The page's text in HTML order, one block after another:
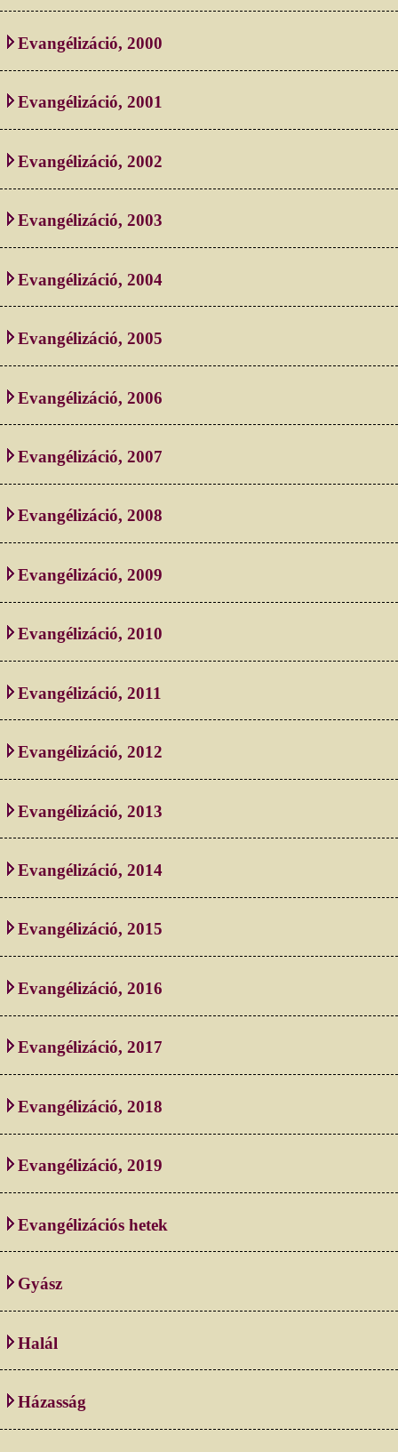
Evangélizáció, 2000
Evangélizáció, 2001
Evangélizáció, 2002
Evangélizáció, 2003
Evangélizáció, 2004
Evangélizáció, 2005
Evangélizáció, 2006
Evangélizáció, 2007
Evangélizáció, 2008
Evangélizáció, 2009
Evangélizáció, 2010
Evangélizáció, 2011
Evangélizáció, 2012
Evangélizáció, 2013
Evangélizáció, 2014
Evangélizáció, 2015
Evangélizáció, 2016
Evangélizáció, 2017
Evangélizáció, 2018
Evangélizáció, 2019
Evangélizációs hetek
Gyász
Halál
Házasság